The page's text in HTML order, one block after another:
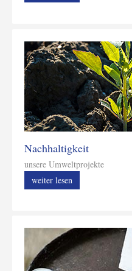
Nachhaltigkeit
unsere Umweltprojekte
weiter lesen